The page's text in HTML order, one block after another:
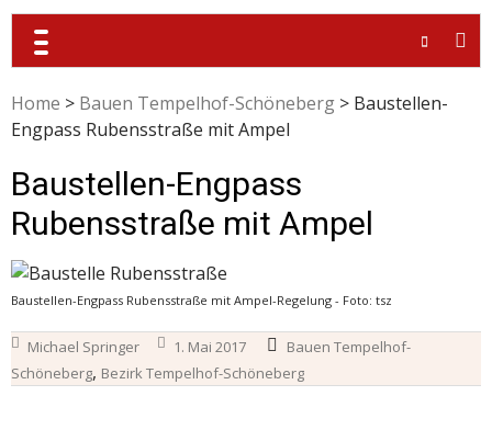
Home > Bauen Tempelhof-Schöneberg > Baustellen-
Engpass Rubensstraße mit Ampel
Baustellen-Engpass
Rubensstraße mit Ampel
Baustellen-Engpass Rubensstraße mit Ampel-Regelung - Foto: tsz
Michael Springer 1. Mai 2017
Bauen Tempelhof-
Schöneberg, Bezirk Tempelhof-Schöneberg